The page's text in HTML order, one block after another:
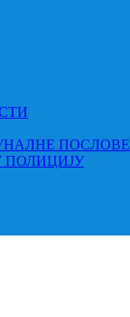
ПОСЛОВЕ
ПОЛИЦИЈУ